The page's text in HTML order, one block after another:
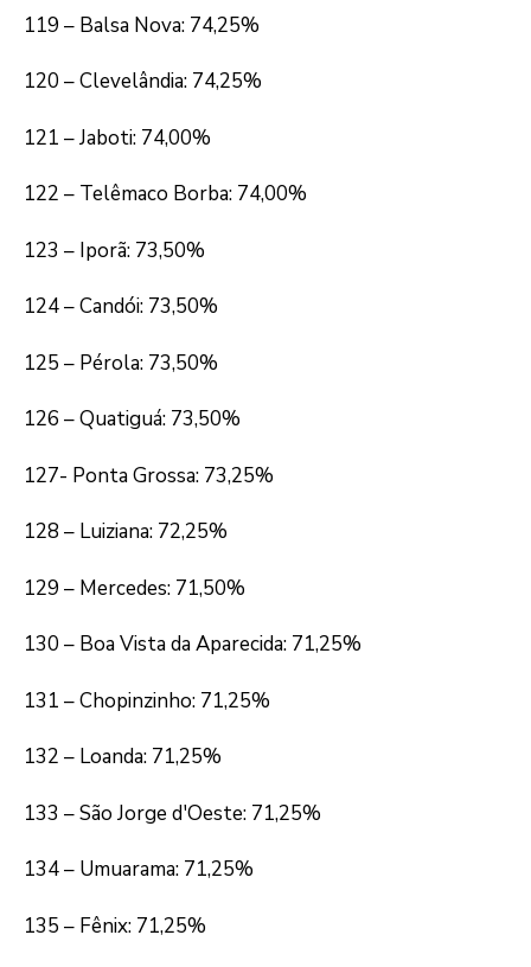
119 – Balsa Nova: 74,25%
120 – Clevelândia: 74,25%
121 – Jaboti: 74,00%
122 – Telêmaco Borba: 74,00%
123 – Iporã: 73,50%
124 – Candói: 73,50%
125 – Pérola: 73,50%
126 – Quatiguá: 73,50%
127- Ponta Grossa: 73,25%
128 – Luiziana: 72,25%
129 – Mercedes: 71,50%
130 – Boa Vista da Aparecida: 71,25%
131 – Chopinzinho: 71,25%
132 – Loanda: 71,25%
133 – São Jorge d'Oeste: 71,25%
134 – Umuarama: 71,25%
135 – Fênix: 71,25%